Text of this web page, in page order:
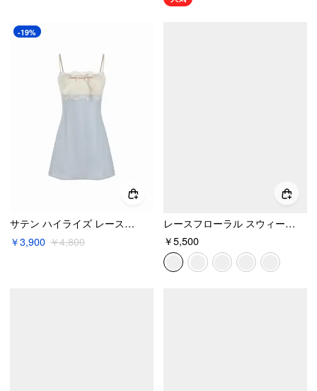
-19%
サテン ハイライズ レーストリム ボウノット キャミミニナイトドレス
￥3,900 ￥4,800
レースフローラル スウィートハートネック ラッフルトリム キャミ ミニワンピース
￥5,500